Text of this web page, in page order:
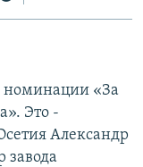
номинации «За
Это -
Александр
завода